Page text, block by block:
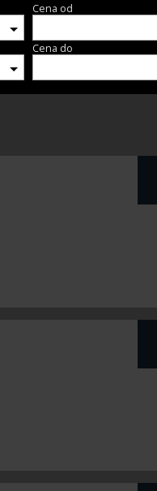
Cena od
Cena do